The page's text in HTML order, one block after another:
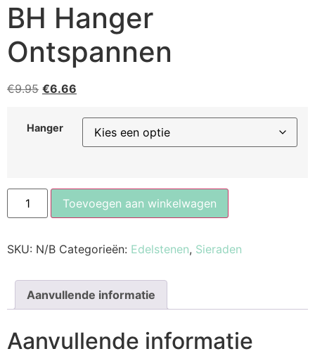
BH Hanger
Ontspannen
€9.95 €6.66
Hanger
Toevoegen aan winkelwagen
SKU: N/B Categorieën: Edelstenen, Sieraden
Aanvullende informatie
Aanvullende informatie